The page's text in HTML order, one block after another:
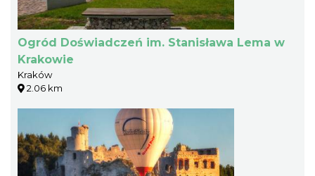
Ogród Doświadczeń im. Stanisława Lema w
Krakowie
Kraków
2.06 km